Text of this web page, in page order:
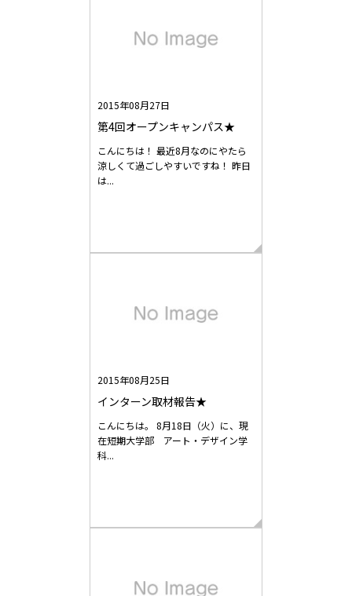
2015年08月27日
第4回オープンキャンパス★
こんにちは！ 最近8月なのにやたら
涼しくて過ごしやすいですね！ 昨日
は...
2015年08月25日
インターン取材報告★
こんにちは。 8月18日（火）に、現
在短期大学部 アート・デザイン学
科...